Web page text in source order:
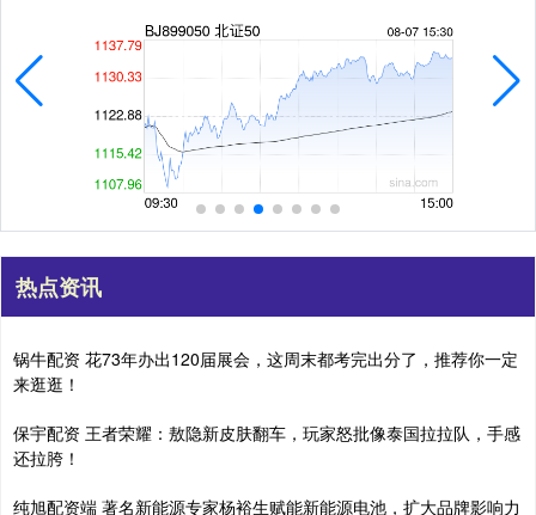
热点资讯
锅牛配资 花73年办出120届展会，这周末都考完出分了，推荐你一定
来逛逛！
保宇配资 王者荣耀：敖隐新皮肤翻车，玩家怒批像泰国拉拉队，手感
还拉胯！
纯旭配资端 著名新能源专家杨裕生赋能新能源电池，扩大品牌影响力